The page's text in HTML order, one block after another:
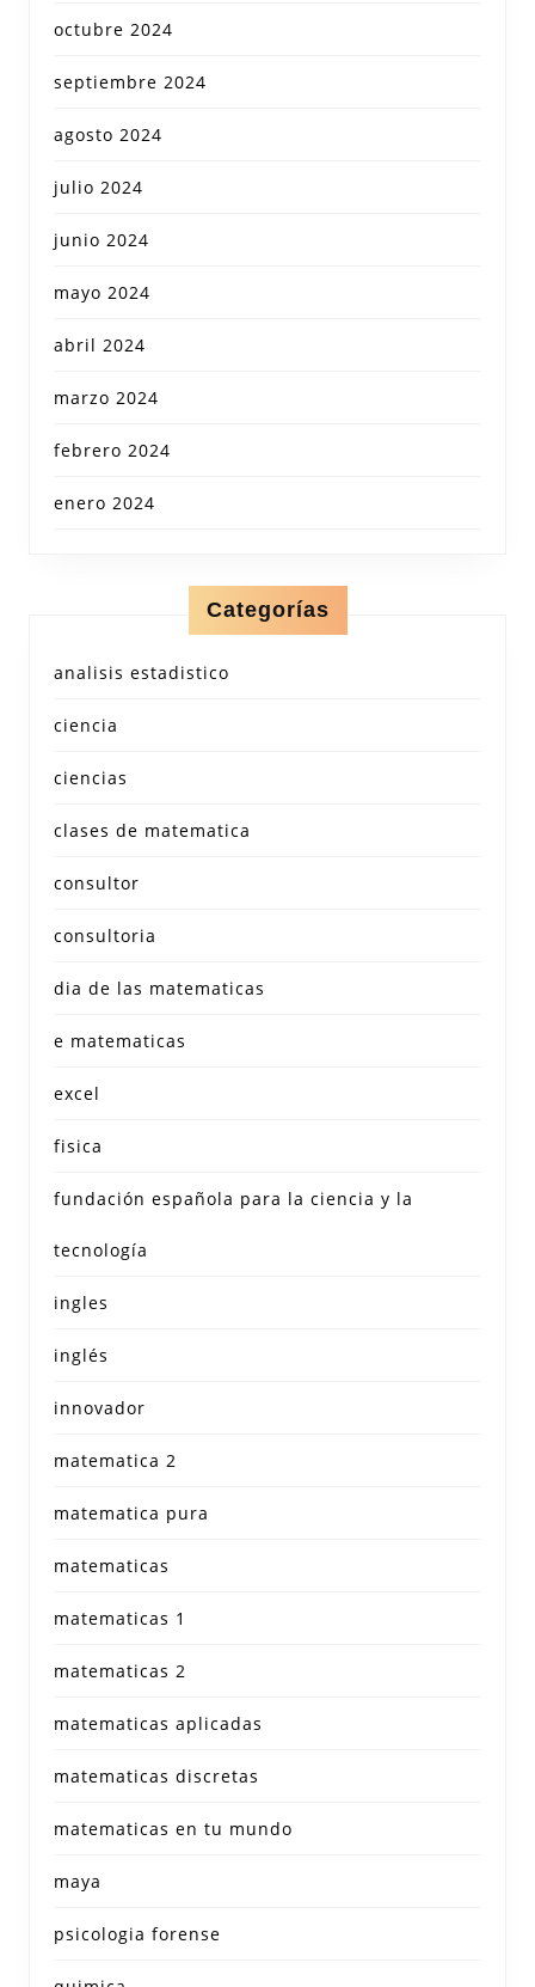
octubre 2024
septiembre 2024
agosto 2024
julio 2024
junio 2024
mayo 2024
abril 2024
marzo 2024
febrero 2024
enero 2024
Categorías
analisis estadistico
ciencia
ciencias
clases de matematica
consultor
consultoria
dia de las matematicas
e matematicas
excel
fisica
fundación española para la ciencia y la
tecnología
ingles
inglés
innovador
matematica 2
matematica pura
matematicas
matematicas 1
matematicas 2
matematicas aplicadas
matematicas discretas
matematicas en tu mundo
maya
psicologia forense